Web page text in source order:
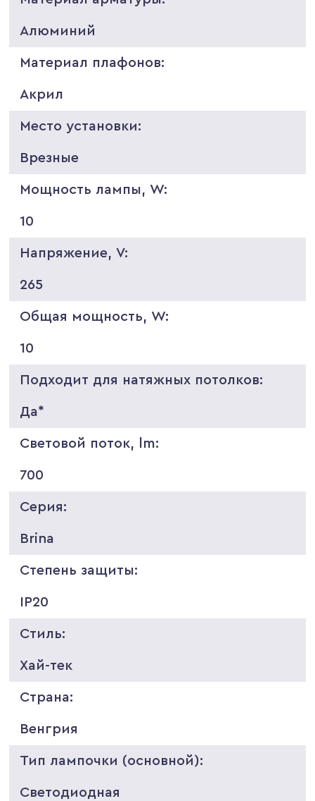
Алюминий
Материал плафонов:
Акрил
Место установки:
Врезные
Мощность лампы, W:
10
Напряжение, V:
265
Общая мощность, W:
10
Подходит для натяжных потолков:
Да*
Световой поток, lm:
700
Серия:
Brina
Степень защиты:
IP20
Стиль:
Хай-тек
Страна:
Венгрия
Тип лампочки (основной):
Светодиодная